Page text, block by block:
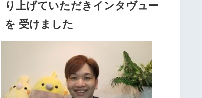
り上げていただきインタヴュー
を 受けました